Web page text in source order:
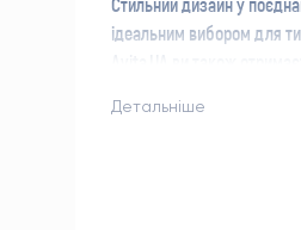
ідеальним вибором для
Помпа електрична VIO
Детальніше